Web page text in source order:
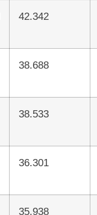
42.342
38.688
38.533
36.301
35.938